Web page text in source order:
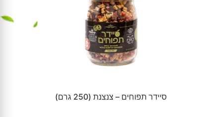
סיידר תפוחים – צנצנת (250 גרם)